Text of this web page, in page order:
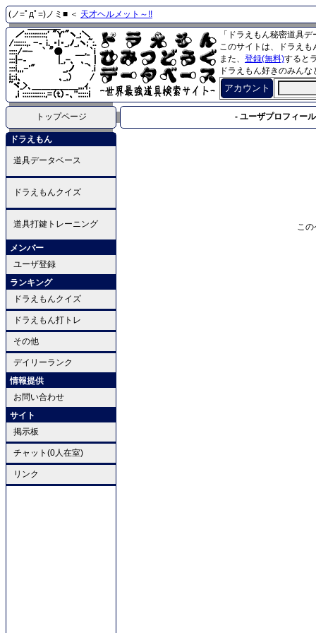
(ノ=ﾟдﾟ=)ノミ■ ＜ 天才ヘルメット～!!
「ドラえもん秘密道具
このサイトは、ドラえ
また、 登録(無料)すると
ドラえもん好きのみん
アカウント
トップページ - ユーザプロフィー
ドラえもん
道具データベース
ドラえもんクイズ
道具打鍵トレーニング
メンバー
ユーザ登録
ランキング
ドラえもんクイズ
ドラえもん打トレ
その他
デイリーランク
情報提供
お問い合わせ
サイト
掲示板
チャット(0人在室)
リンク
こ